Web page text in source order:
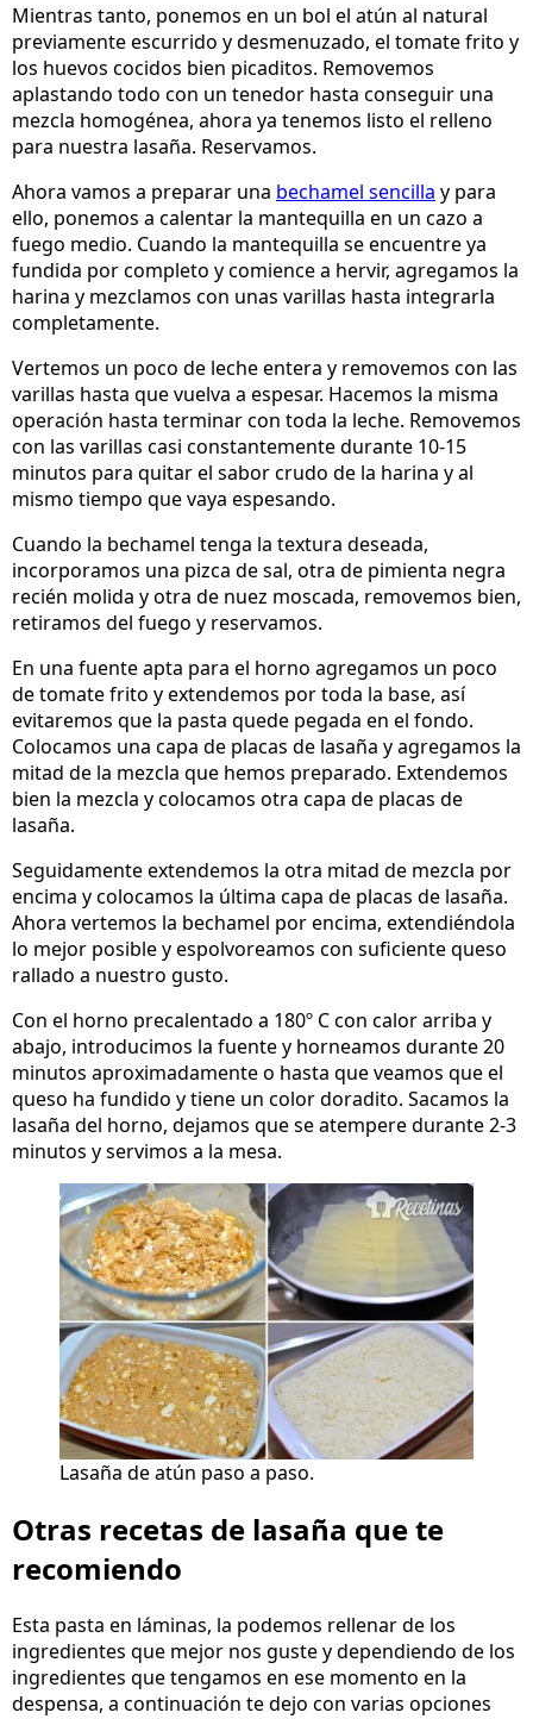
Mientras tanto, ponemos en un bol el atún al natural
previamente escurrido y desmenuzado, el tomate frito y
los huevos cocidos bien picaditos. Removemos
aplastando todo con un tenedor hasta conseguir una
mezcla homogénea, ahora ya tenemos listo el relleno
para nuestra lasaña. Reservamos.
Ahora vamos a preparar una bechamel sencilla y para
ello, ponemos a calentar la mantequilla en un cazo a
fuego medio. Cuando la mantequilla se encuentre ya
fundida por completo y comience a hervir, agregamos la
harina y mezclamos con unas varillas hasta integrarla
completamente.
Vertemos un poco de leche entera y removemos con las
varillas hasta que vuelva a espesar. Hacemos la misma
operación hasta terminar con toda la leche. Removemos
con las varillas casi constantemente durante 10-15
minutos para quitar el sabor crudo de la harina y al
mismo tiempo que vaya espesando.
Cuando la bechamel tenga la textura deseada,
incorporamos una pizca de sal, otra de pimienta negra
recién molida y otra de nuez moscada, removemos bien,
retiramos del fuego y reservamos.
En una fuente apta para el horno agregamos un poco
de tomate frito y extendemos por toda la base, así
evitaremos que la pasta quede pegada en el fondo.
Colocamos una capa de placas de lasaña y agregamos la
mitad de la mezcla que hemos preparado. Extendemos
bien la mezcla y colocamos otra capa de placas de
lasaña.
Seguidamente extendemos la otra mitad de mezcla por
encima y colocamos la última capa de placas de lasaña.
Ahora vertemos la bechamel por encima, extendiéndola
lo mejor posible y espolvoreamos con suficiente queso
rallado a nuestro gusto.
Con el horno precalentado a 180º C con calor arriba y
abajo, introducimos la fuente y horneamos durante 20
minutos aproximadamente o hasta que veamos que el
queso ha fundido y tiene un color doradito. Sacamos la
lasaña del horno, dejamos que se atempere durante 2-3
minutos y servimos a la mesa.
Lasaña de atún paso a paso.
Otras recetas de lasaña que te
recomiendo
Esta pasta en láminas, la podemos rellenar de los
ingredientes que mejor nos guste y dependiendo de los
ingredientes que tengamos en ese momento en la
despensa, a continuación te dejo con varias opciones